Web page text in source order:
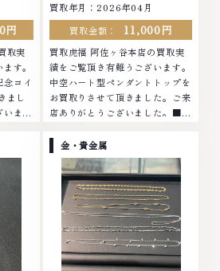
円
取実
す。
コイ
まし
いまし
ド品
こと
も
ー・
・ジ
計等
定を
使わ
サリ
買取年月：2026年04月
買取金額：
11,000円
買取虎福 阿佐ヶ谷本店の買取実
績をご覧頂き有難うございます。
中空ハート型ペンダントトップを
お買取りさせて頂きました。ご来
店ありがとうございました。■地
イヤモンド ブランド品 ブランド
衣類 お酒買取りのことなら、お
任せくださいなかでも金・プラチ
ナ等のアクセサリー・貴金属・宝
石・ダイヤモンド・ジュエリーや
ブランド品・時計等は特に自信を
持って、高額査定を実現しており
ます。 古くて使わなくなってし
まったアクセサリー、動かなくな
金・貴金属